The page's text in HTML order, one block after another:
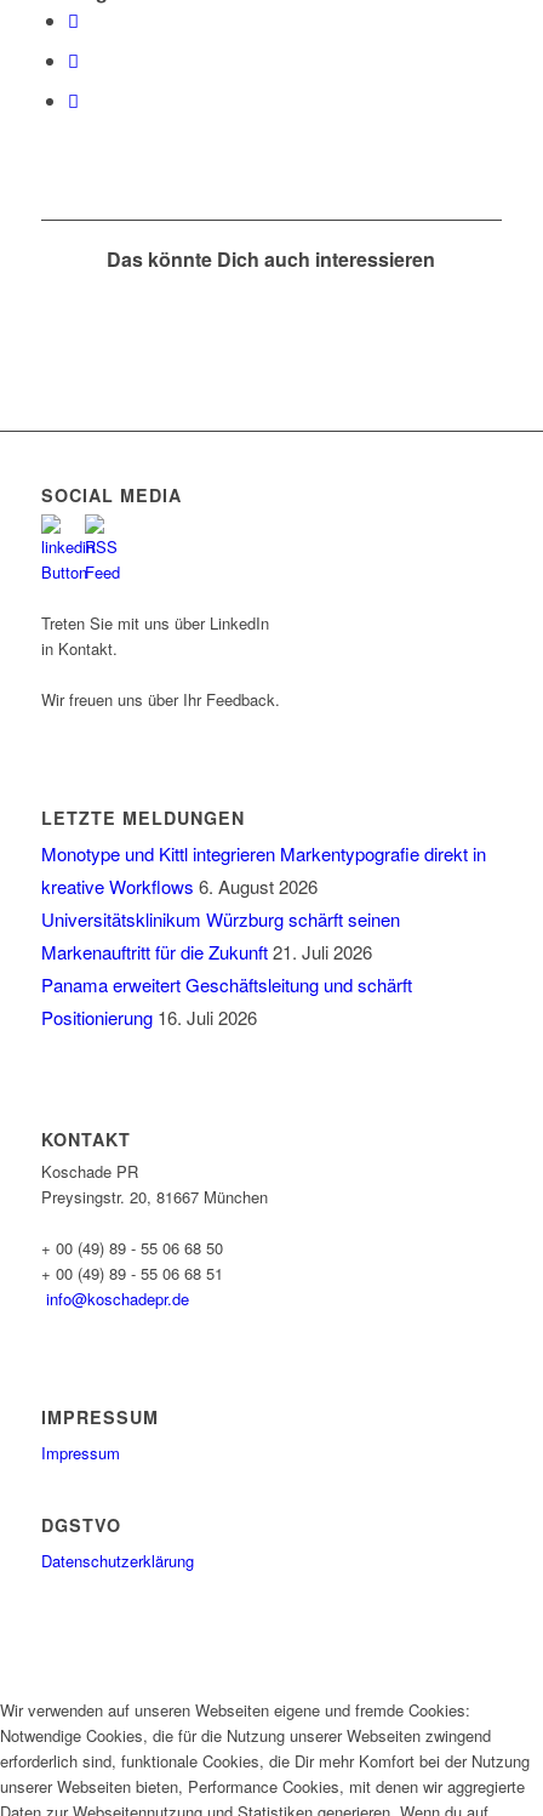
Das könnte Dich auch interessieren
SOCIAL MEDIA
Treten Sie mit uns über LinkedIn
in Kontakt.
Wir freuen uns über Ihr Feedback.
LETZTE MELDUNGEN
Monotype und Kittl integrieren Markentypografie direkt in
kreative Workflows 6. August 2026
Universitätsklinikum Würzburg schärft seinen
Markenauftritt für die Zukunft 21. Juli 2026
Panama erweitert Geschäftsleitung und schärft
Positionierung 16. Juli 2026
KONTAKT
Koschade PR
Preysingstr. 20, 81667 München
+ 00 (49) 89 - 55 06 68 50
+ 00 (49) 89 - 55 06 68 51
info@koschadepr.de
IMPRESSUM
Impressum
DGSTVO
Datenschutzerklärung
Wir verwenden auf unseren Webseiten eigene und fremde Cookies:
Notwendige Cookies, die für die Nutzung unserer Webseiten zwingend
erforderlich sind, funktionale Cookies, die Dir mehr Komfort bei der Nutzung
unserer Webseiten bieten, Performance Cookies, mit denen wir aggregierte
Daten zur Webseitennutzung und Statistiken generieren. Wenn du auf